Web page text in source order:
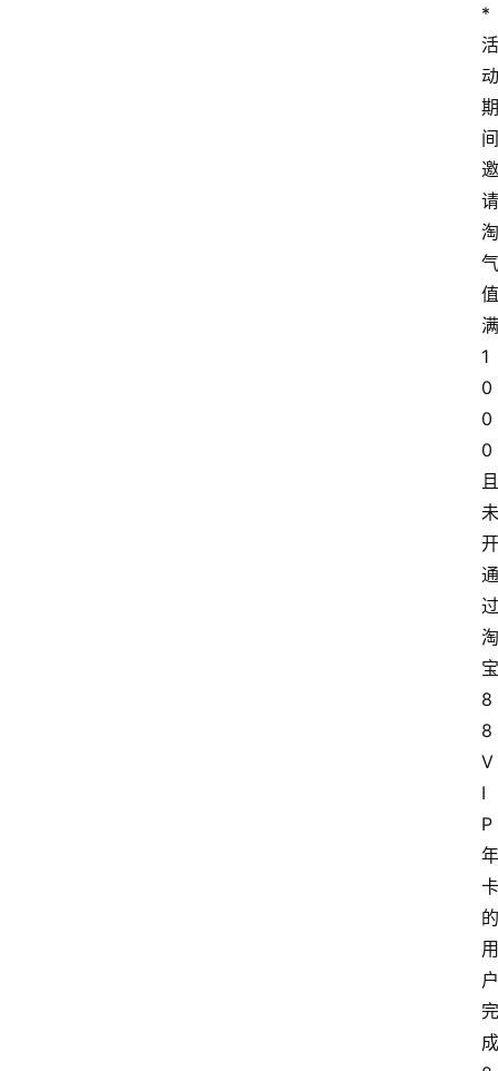
*
活
动
期
间
邀
请
淘
气
值
满
1
0
0
0
且
未
开
通
过
淘
宝
8
8
V
I
P
年
卡
的
用
户
完
成